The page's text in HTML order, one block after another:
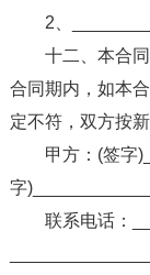
2、
十二、本合
合同期内，如本
定不符，双方按新
甲方：(签字
字
联系电话：